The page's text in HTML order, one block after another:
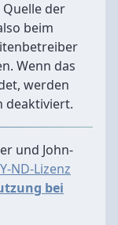
der
beim
Wenn das
werden
deaktiviert.
und John-
ND-Lizenz
bei